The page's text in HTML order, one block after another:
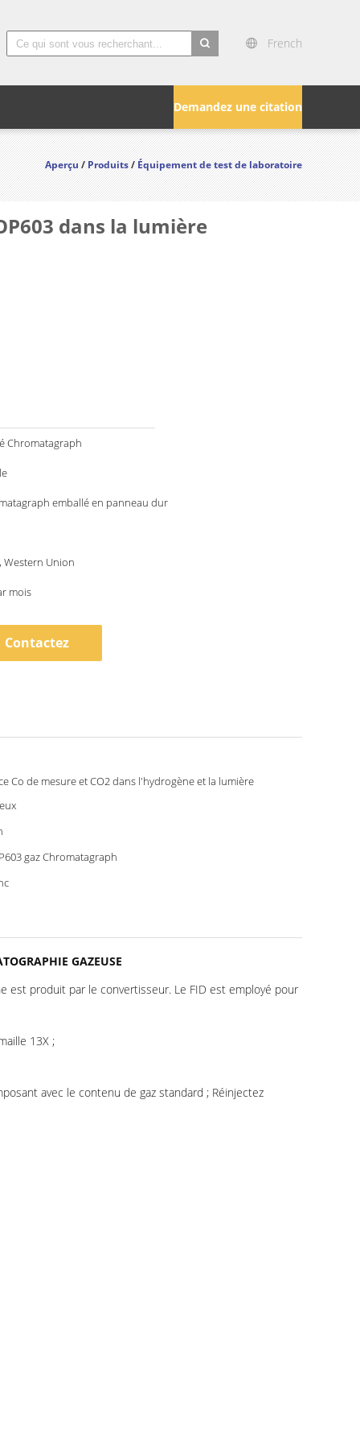
French
Demandez une citation
Aperçu/Produits/Équipement de test de laboratoire
dans la lumière
Chromatagraph
emballé en panneau dur
Western Union
mois
Contactez
Co de mesure et CO2 dans l'hydrogène et la lumière
gaz Chromatagraph
GAZEUSE
est produit par le convertisseur. Le FID est employé pour
13X ;
avec le contenu de gaz standard ; Réinjectez